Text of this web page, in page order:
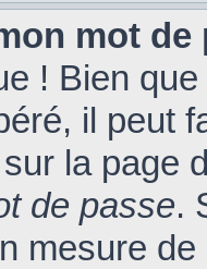
mot de
! Bien
il peut
la page
de passe.
mesure